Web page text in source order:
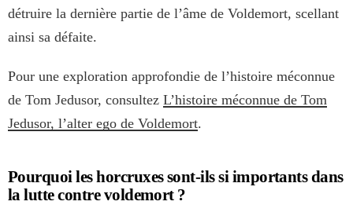
détruire la dernière partie de l’âme de Voldemort, scellant
ainsi sa défaite.
Pour une exploration approfondie de l’histoire méconnue
de Tom Jedusor, consultez L’histoire méconnue de Tom
Jedusor, l’alter ego de Voldemort.
Pourquoi les horcruxes sont-ils si importants dans
la lutte contre voldemort ?